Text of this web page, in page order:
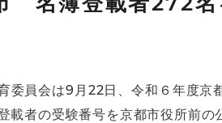
委員会は9月22日、令和６年度京
載者の受験番号を京都市役所前の